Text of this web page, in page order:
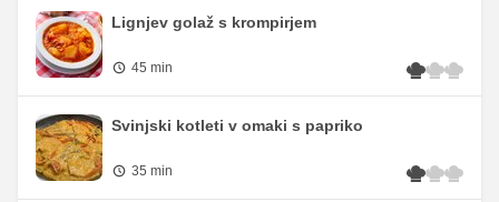
Lignjev golaž s krompirjem
45 min
Svinjski kotleti v omaki s papriko
35 min